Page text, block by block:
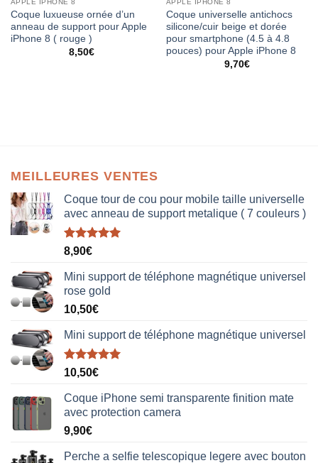
APPLE IPHONE 8
Coque luxueuse ornée d’un
anneau de support pour Apple
iPhone 8 ( rouge )
8,50€
APPLE IPHONE 8
Coque universelle antichocs
silicone/cuir beige et dorée
pour smartphone (4.5 à 4.8
pouces) pour Apple iPhone 8
9,70€
MEILLEURES VENTES
Coque tour de cou pour mobile taille universelle
avec anneau de support metalique ( 7 couleurs )
Note5.00
8,90€
Mini support de téléphone magnétique universel
rose gold
10,50€
Mini support de téléphone magnétique universel
Note5.00
10,50€
Coque iPhone semi transparente finition mate
avec protection camera
9,90€
Perche a selfie telescopique legere avec bouton